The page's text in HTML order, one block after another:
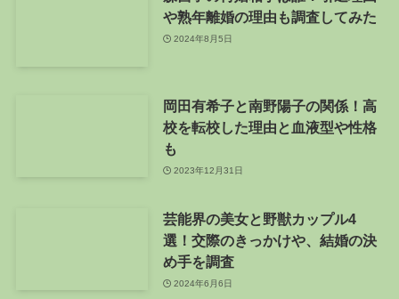
や熟年離婚の理由も調査してみた
2024年8月5日
岡田有希子と南野陽子の関係！高
校を転校した理由と血液型や性格
も
2023年12月31日
芸能界の美女と野獣カップル4
選！交際のきっかけや、結婚の決
め手を調査
2024年6月6日